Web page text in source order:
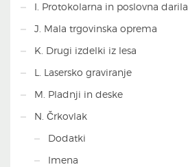
I. Protokolarna in poslovna darila
J. Mala trgovinska oprema
K. Drugi izdelki iz lesa
L. Lasersko graviranje
M. Pladnji in deske
N. Črkovlak
Dodatki
Imena